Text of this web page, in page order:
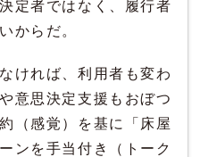
定者ではなく、履行者
からだ。
ければ、利用者も変わ
意思決定支援もおぼつ
（感覚）を基に「床屋
ンを手当付き（トーク